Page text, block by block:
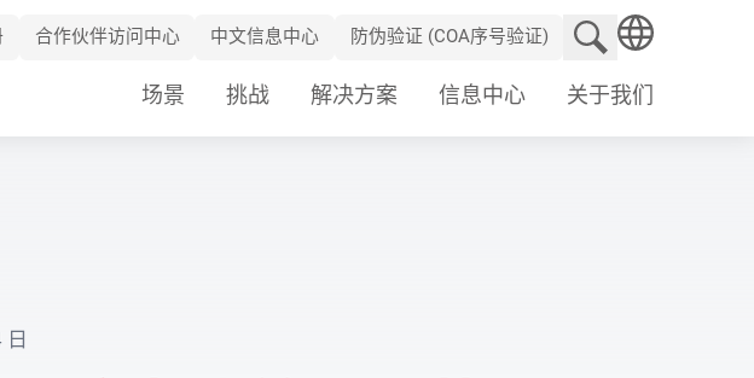
合作伙伴访问中心 中文信息中心 防伪验证 (COA序号验证)
搜索网站
场景 挑战 解决方案 信息中心 关于我们